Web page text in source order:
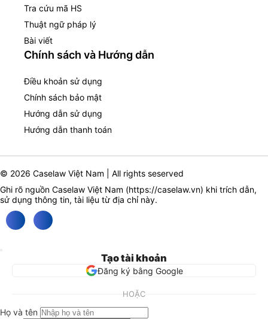
Tra cứu mã HS
Thuật ngữ pháp lý
Bài viết
Chính sách và Hướng dẫn
Điều khoản sử dụng
Chính sách bảo mật
Hướng dẫn sử dụng
Hướng dẫn thanh toán
© 2026 Caselaw Việt Nam | All rights seserved
Ghi rõ nguồn Caselaw Việt Nam (https://caselaw.vn) khi trích dẫn,
sử dụng thông tin, tài liệu từ địa chỉ này.
Tạo tài khoản
Đăng ký bằng Google
HOẶC
Họ và tên